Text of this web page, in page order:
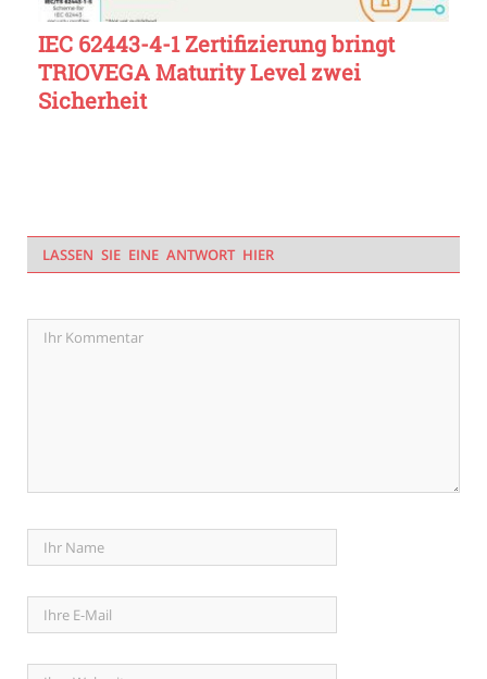
IEC 62443-4-1 Zertifizierung bringt
TRIOVEGA Maturity Level zwei
Sicherheit
LASSEN SIE EINE ANTWORT HIER